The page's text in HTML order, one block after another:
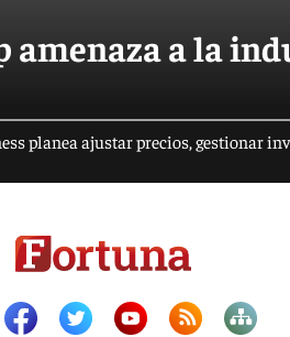
a la
planea ajustar precios, gestionar